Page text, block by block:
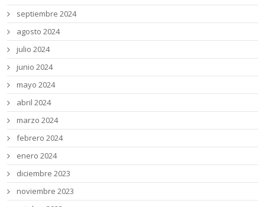
septiembre 2024
agosto 2024
julio 2024
junio 2024
mayo 2024
abril 2024
marzo 2024
febrero 2024
enero 2024
diciembre 2023
noviembre 2023